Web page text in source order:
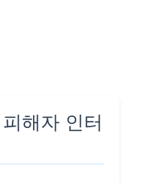
해자 인터